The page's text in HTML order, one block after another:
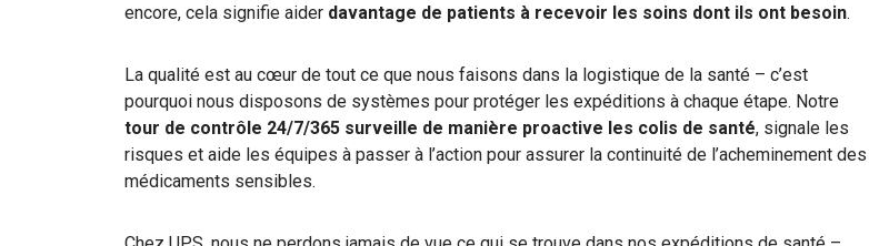
encore, cela signifie aider davantage de patients à recevoir les soins dont ils ont besoin.
La qualité est au cœur de tout ce que nous faisons dans la logistique de la santé – c’est
pourquoi nous disposons de systèmes pour protéger les expéditions à chaque étape. Notre
tour de contrôle 24/7/365 surveille de manière proactive les colis de santé, signale les
risques et aide les équipes à passer à l’action pour assurer la continuité de l’acheminement des
médicaments sensibles.